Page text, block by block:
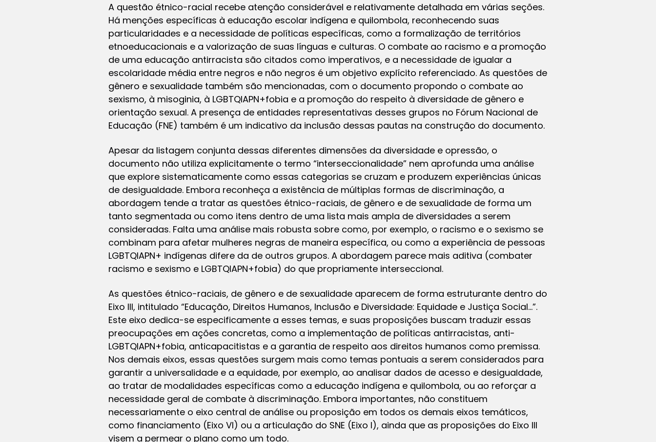
A questão étnico-racial recebe atenção considerável e relativamente detalhada em várias seções.
Há menções específicas à educação escolar indígena e quilombola, reconhecendo suas
particularidades e a necessidade de políticas específicas, como a formalização de territórios
etnoeducacionais e a valorização de suas línguas e culturas. O combate ao racismo e a promoção
de uma educação antirracista são citados como imperativos, e a necessidade de igualar a
escolaridade média entre negros e não negros é um objetivo explícito referenciado. As questões de
gênero e sexualidade também são mencionadas, com o documento propondo o combate ao
sexismo, à misoginia, à LGBTQIAPN+fobia e a promoção do respeito à diversidade de gênero e
orientação sexual. A presença de entidades representativas desses grupos no Fórum Nacional de
Educação (FNE) também é um indicativo da inclusão dessas pautas na construção do documento.
Apesar da listagem conjunta dessas diferentes dimensões da diversidade e opressão, o
documento não utiliza explicitamente o termo “interseccionalidade” nem aprofunda uma análise
que explore sistematicamente como essas categorias se cruzam e produzem experiências únicas
de desigualdade. Embora reconheça a existência de múltiplas formas de discriminação, a
abordagem tende a tratar as questões étnico-raciais, de gênero e de sexualidade de forma um
tanto segmentada ou como itens dentro de uma lista mais ampla de diversidades a serem
consideradas. Falta uma análise mais robusta sobre como, por exemplo, o racismo e o sexismo se
combinam para afetar mulheres negras de maneira específica, ou como a experiência de pessoas
LGBTQIAPN+ indígenas difere da de outros grupos. A abordagem parece mais aditiva (combater
racismo e sexismo e LGBTQIAPN+fobia) do que propriamente interseccional.
As questões étnico-raciais, de gênero e de sexualidade aparecem de forma estruturante dentro do
Eixo III, intitulado “Educação, Direitos Humanos, Inclusão e Diversidade: Equidade e Justiça Social…”.
Este eixo dedica-se especificamente a esses temas, e suas proposições buscam traduzir essas
preocupações em ações concretas, como a implementação de políticas antirracistas, anti-
LGBTQIAPN+fobia, anticapacitistas e a garantia de respeito aos direitos humanos como premissa.
Nos demais eixos, essas questões surgem mais como temas pontuais a serem considerados para
garantir a universalidade e a equidade, por exemplo, ao analisar dados de acesso e desigualdade,
ao tratar de modalidades específicas como a educação indígena e quilombola, ou ao reforçar a
necessidade geral de combate à discriminação. Embora importantes, não constituem
necessariamente o eixo central de análise ou proposição em todos os demais eixos temáticos,
como financiamento (Eixo VI) ou a articulação do SNE (Eixo I), ainda que as proposições do Eixo III
visem a permear o plano como um todo.